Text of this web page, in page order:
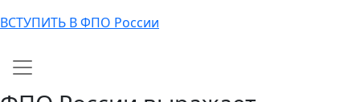
ВСТУПИТЬ В ФПО России
Main navigation